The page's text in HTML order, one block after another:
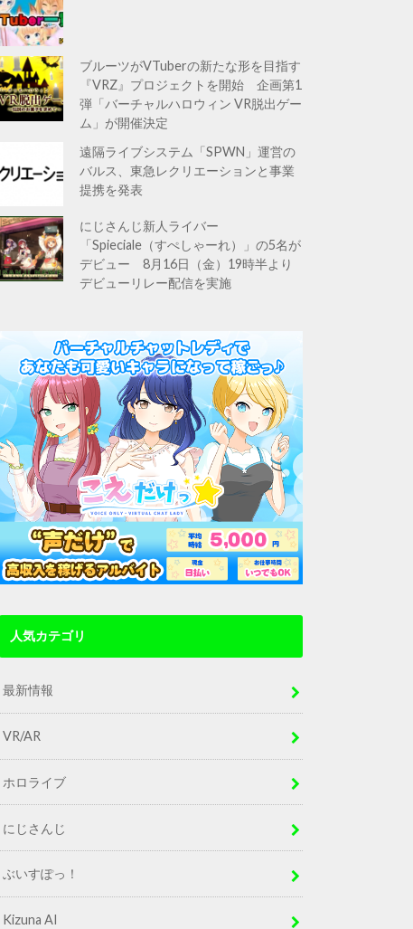
ブルーツがVTuberの新たな形を目指す
『VRZ』プロジェクトを開始 企画第1
弾「バーチャルハロウィン VR脱出ゲー
ム」が開催決定
遠隔ライブシステム「SPWN」運営の
バルス、東急レクリエーションと事業
提携を発表
にじさんじ新人ライバー
「Spieciale（すぺしゃーれ）」の5名が
デビュー 8月16日（金）19時半より
デビューリレー配信を実施
人気カテゴリ
最新情報
VR/AR
ホロライブ
にじさんじ
ぶいすぽっ！
Kizuna AI